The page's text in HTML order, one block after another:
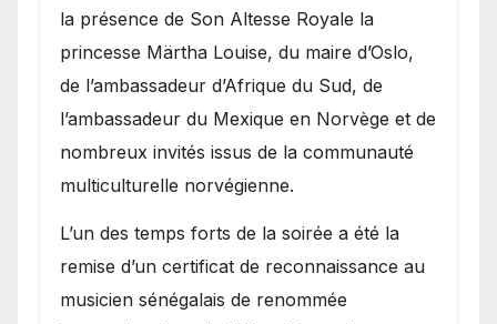
la présence de Son Altesse Royale la
princesse Märtha Louise, du maire d’Oslo,
de l’ambassadeur d’Afrique du Sud, de
l’ambassadeur du Mexique en Norvège et de
nombreux invités issus de la communauté
multiculturelle norvégienne.
​L’un des temps forts de la soirée a été la
remise d’un certificat de reconnaissance au
musicien sénégalais de renommée